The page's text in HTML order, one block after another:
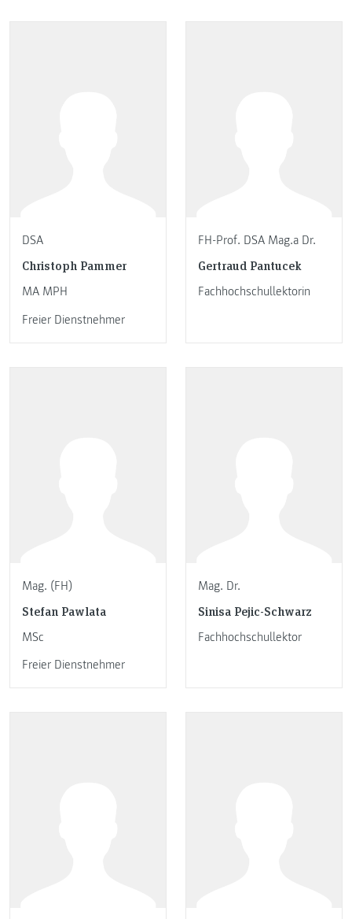
DSA
Christoph Pammer
MA MPH
Freier Dienstnehmer
FH-Prof. DSA Mag.a Dr.
Gertraud Pantucek
Fachhochschullektorin
Mag. (FH)
Stefan Pawlata
MSc
Freier Dienstnehmer
Mag. Dr.
Sinisa Pejic-Schwarz
Fachhochschullektor